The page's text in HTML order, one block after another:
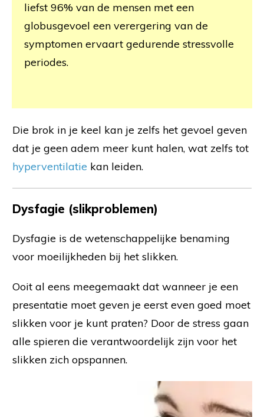
liefst 96% van de mensen met een
globusgevoel een verergering van de
symptomen ervaart gedurende stressvolle
periodes.
Die brok in je keel kan je zelfs het gevoel geven
dat je geen adem meer kunt halen, wat zelfs tot
hyperventilatie kan leiden.
Dysfagie (slikproblemen)
Dysfagie is de wetenschappelijke benaming
voor moeilijkheden bij het slikken.
Ooit al eens meegemaakt dat wanneer je een
presentatie moet geven je eerst even goed moet
slikken voor je kunt praten? Door de stress gaan
alle spieren die verantwoordelijk zijn voor het
slikken zich opspannen.